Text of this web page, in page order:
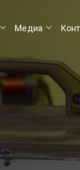
Медиа